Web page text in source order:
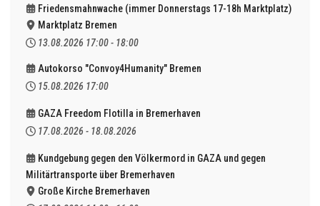
Friedensmahnwache (immer Donnerstags 17-18h Marktplatz)
Marktplatz Bremen
13.08.2026 17:00 - 18:00
Autokorso "Convoy4Humanity" Bremen
15.08.2026 17:00
GAZA Freedom Flotilla in Bremerhaven
17.08.2026 - 18.08.2026
Kundgebung gegen den Völkermord in GAZA und gegen
Militärtransporte über Bremerhaven
Große Kirche Bremerhaven